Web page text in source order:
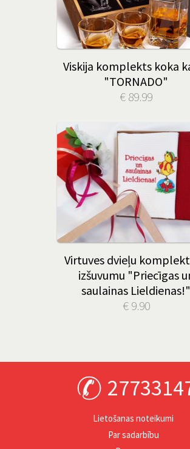
Viskija komplekts koka
"TORNADO"
€ 89.99
Virtuves dvieļu
izšuvumu "Priecīgas
saulainas Lieldienas!"
€ 9.90
Lietošanas noteikumi
Par sadarbību